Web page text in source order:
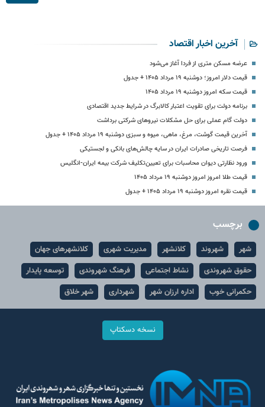
آخرین اخبار اقتصاد
عرضه مسکن متری از فردا آغاز می‌شود
قیمت دلار امروز؛ دوشنبه ۱۹ مرداد ۱۴۰۵ + جدول
قیمت سکه امروز دوشنبه ۱۹ مرداد ۱۴۰۵
برنامه دولت برای تقویت اعتبار کالابرگ در شرایط جدید اقتصادی
دولت گام عملی برای حل مشکلات نیروهای شرکتی برداشت
آخرین قیمت گوشت، مرغ، ماهی، میوه و سبزی دوشنبه ۱۹ مرداد ۱۴۰۵ + جدول
فرصت تاریخی صادرات ایران در سایه چالش‌های بانکی و لجستیکی
ورود نظارتی دیوان محاسبات برای تعیین‌تکلیف شرکت بیمه ایران-انگلیس
قیمت طلا امروز امروز دوشنبه ۱۹ مرداد ۱۴۰۵
قیمت نقره امروز دوشنبه ۱۹ مرداد ۱۴۰۵ + جدول
برچسب
شهر شهروند کلانشهر مدیریت شهری
کلانشهرهای جهان
حقوق شهروندی
نشاط اجتماعی فرهنگ شهروندی
توسعه پایدار
حکمرانی خوب
اداره ارزان شهر شهرداری شهر خلاق
نسخه دسکتاپ